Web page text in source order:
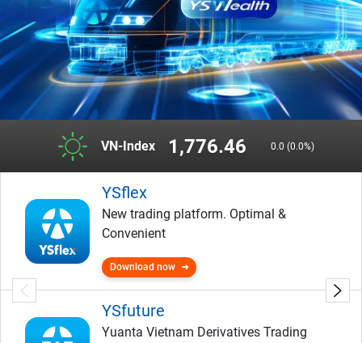
VN-Index 1,776.46 0.0 (0.0%)
YSflex
New trading platform. Optimal &
Convenient
Download now
YSfuture
Yuanta Vietnam Derivatives Trading